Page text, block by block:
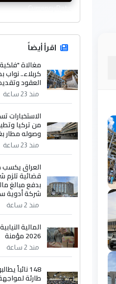
CurrencyRate
اقرأ أيضاً
مغالاة
كربلاء.. نواب
العقود
منذ 23 ساعة
الاستخبارات
من تركيا
وصوله مطار
منذ 23 ساعة
العراق
قضائية تلزم
بدفع مبالغ
شركة أدوية
منذ 2 ساعة
المالية
2026 مؤمنة
منذ 2 ساعة
148 نائباً
طارئة